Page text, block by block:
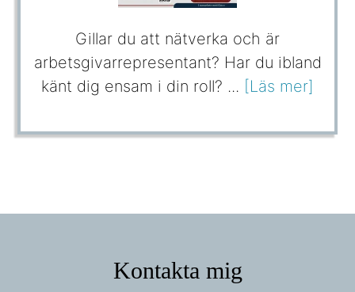
Gillar du att nätverka och är
arbetsgivarrepresentant? Har du ibland
känt dig ensam i din roll? ... [Läs mer]
Kontakta mig